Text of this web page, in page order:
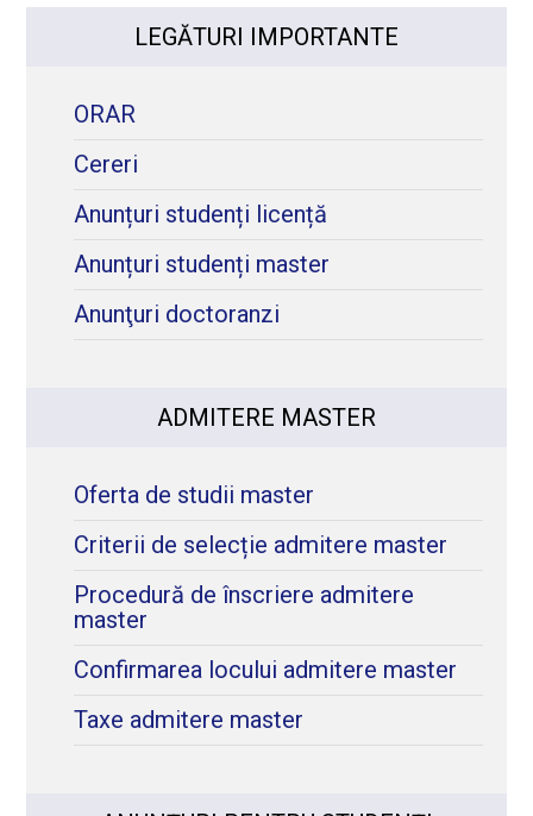
LEGĂTURI IMPORTANTE
ORAR
Cereri
Anunțuri studenți licență
Anunțuri studenți master
Anunţuri doctoranzi
ADMITERE MASTER
Oferta de studii master
Criterii de selecție admitere master
Procedură de înscriere admitere
master
Confirmarea locului admitere master
Taxe admitere master